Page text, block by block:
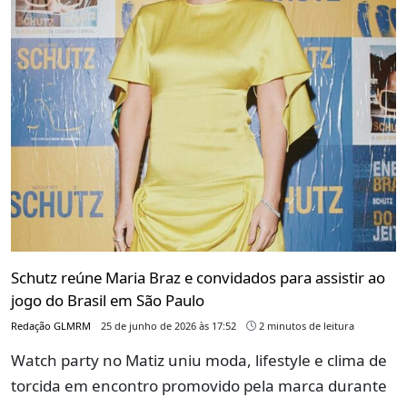
Schutz reúne Maria Braz e convidados para assistir ao
jogo do Brasil em São Paulo
Redação GLMRM 25 de junho de 2026 às 17:52 2 minutos de leitura
Watch party no Matiz uniu moda, lifestyle e clima de
torcida em encontro promovido pela marca durante